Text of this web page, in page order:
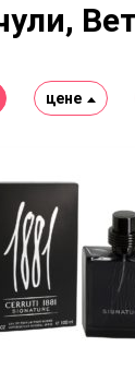
цене